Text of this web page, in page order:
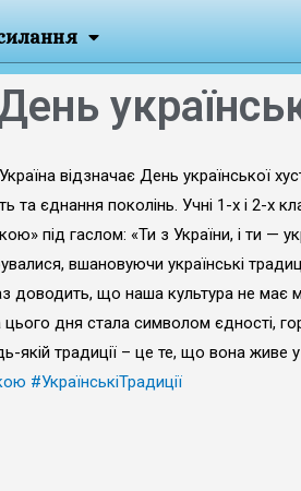
відзначає День української
та єднання поколінь. Учні 1-х і 2-х
під гаслом: «Ти з України, і ти —
вшановуючи українські
доводить, що наша культура не має
цього дня стала символом єдності,
якій традиції – це те, що вона живе
#УкраїнськіТрадиції